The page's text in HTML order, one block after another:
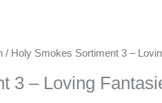
/ Holy Smokes Sortiment 3 –
3 – Loving